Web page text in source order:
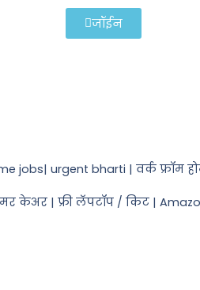
जॉईन
jobs| urgent bharti | वर्क फ्रॉम
केअर | फ्री लॅपटॉप / किट |